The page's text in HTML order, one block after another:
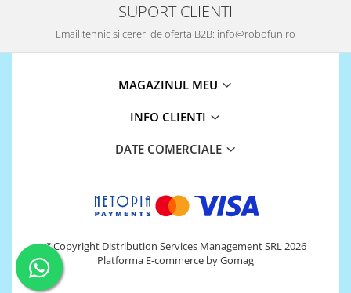
SUPORT CLIENTI
Email tehnic si cereri de oferta B2B: info@robofun.ro
MAGAZINUL MEU
INFO CLIENTI
DATE COMERCIALE
©Copyright Distribution Services Management SRL 2026
Platforma E-commerce by Gomag